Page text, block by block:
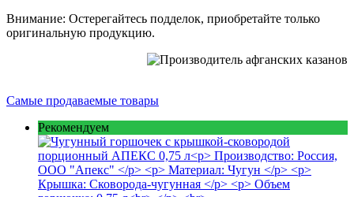
Внимание: Остерегайтесь подделок, приобретайте только
оригинальную продукцию.
Самые продаваемые товары
Рекомендуем